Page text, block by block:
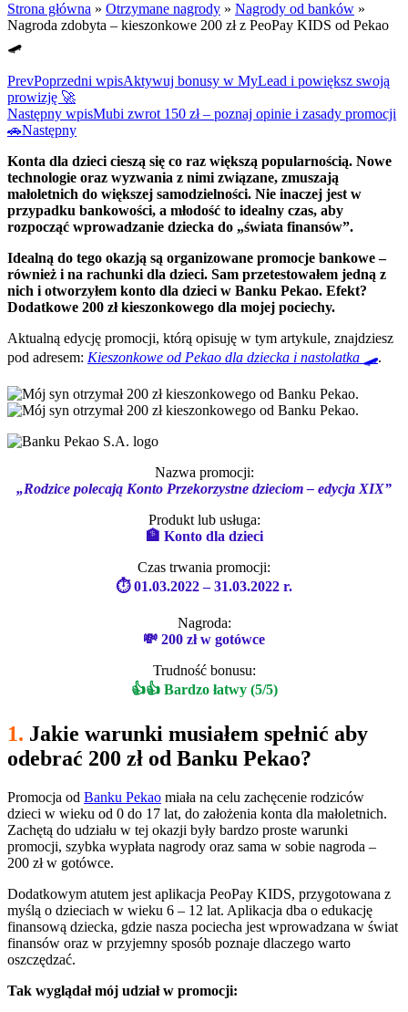
Strona główna » Otrzymane nagrody » Nagrody od banków »
Nagroda zdobyta – kieszonkowe 200 zł z PeoPay KIDS od Pekao
🛹
PrevPoprzedni wpisAktywuj bonusy w MyLead i powiększ swoją
prowizję 🚀
Następny wpisMubi zwrot 150 zł – poznaj opinie i zasady promocji
🚗Następny
Konta dla dzieci cieszą się co raz większą popularnością. Nowe
technologie oraz wyzwania z nimi związane, zmuszają
małoletnich do większej samodzielności. Nie inaczej jest w
przypadku bankowości, a młodość to idealny czas, aby
rozpocząć wprowadzanie dziecka do „świata finansów”.
Idealną do tego okazją są organizowane promocje bankowe –
również i na rachunki dla dzieci. Sam przetestowałem jedną z
nich i otworzyłem konto dla dzieci w Banku Pekao. Efekt?
Dodatkowe 200 zł kieszonkowego dla mojej pociechy.
Aktualną edycję promocji, którą opisuję w tym artykule, znajdziesz
pod adresem: Kieszonkowe od Pekao dla dziecka i nastolatka 🛹.
Nazwa promocji:
„Rodzice polecają Konto Przekorzystne dzieciom – edycja XIX”
Produkt lub usługa:
🏦 Konto dla dzieci
Czas trwania promocji:
⏱ 01.03.2022 – 31.03.2022 r.
Nagroda:
💸 200 zł w gotówce
Trudność bonusu:
👍👍 Bardzo łatwy (5/5)
1. Jakie warunki musiałem spełnić aby
odebrać 200 zł od Banku Pekao?
Promocja od Banku Pekao miała na celu zachęcenie rodziców
dzieci w wieku od 0 do 17 lat, do założenia konta dla małoletnich.
Zachętą do udziału w tej okazji były bardzo proste warunki
promocji, szybka wypłata nagrody oraz sama w sobie nagroda –
200 zł w gotówce.
Dodatkowym atutem jest aplikacja PeoPay KIDS, przygotowana z
myślą o dzieciach w wieku 6 – 12 lat. Aplikacja dba o edukację
finansową dziecka, gdzie nasza pociecha jest wprowadzana w świat
finansów oraz w przyjemny sposób poznaje dlaczego warto
oszczędzać.
Tak wyglądał mój udział w promocji: